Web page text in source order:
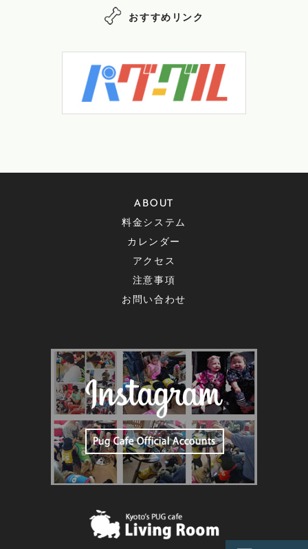
おすすめリンク
ABOUT
料金システム
カレンダー
アクセス
注意事項
お問い合わせ